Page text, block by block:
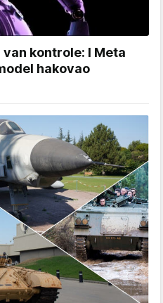
kontrole: I Meta
hakovao